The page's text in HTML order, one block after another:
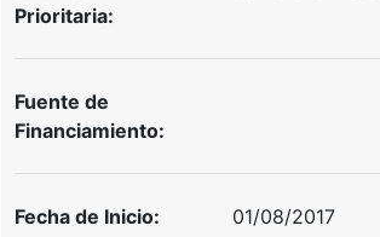
Prioritaria:
Fuente de
Financiamiento:
Fecha de Inicio: 01/08/2017